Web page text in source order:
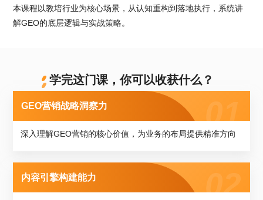
本课程以教培行业为核心场景，从认知重构到落地执行，系统讲
解GEO的底层逻辑与实战策略。
学完这门课，你可以收获什么？
GEO营销战略洞察力
深入理解GEO营销的核心价值，为业务的布局提供精准方向
内容引擎构建能力